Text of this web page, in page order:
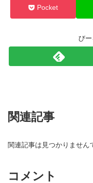
Pocket
び
関連記事
関連記事は見つかりません
コメント